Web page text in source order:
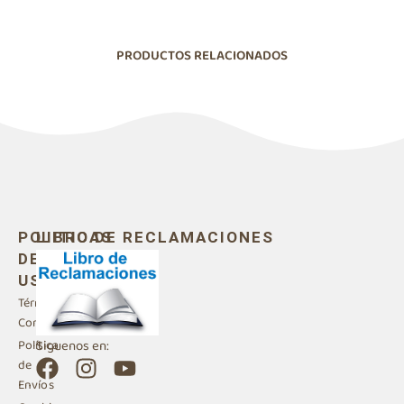
PRODUCTOS RELACIONADOS
POLITICAS
DE
USO
Términos y
Condiciones
Política
de
Envíos
LIBRO DE RECLAMACIONES
Siguenos en:
F
a
I
n
Y